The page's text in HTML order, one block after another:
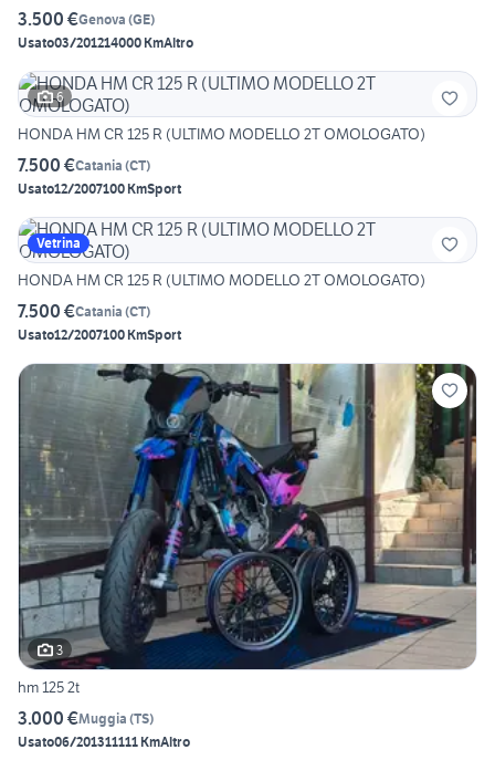
3.500 €Genova (GE)
Usato03/201214000 KmAltro
6
HONDA HM CR 125 R (ULTIMO MODELLO 2T OMOLOGATO)
7.500 €Catania (CT)
Usato12/2007100 KmSport
Vetrina
HONDA HM CR 125 R (ULTIMO MODELLO 2T OMOLOGATO)
7.500 €Catania (CT)
Usato12/2007100 KmSport
3
hm 125 2t
3.000 €Muggia (TS)
Usato06/201311111 KmAltro